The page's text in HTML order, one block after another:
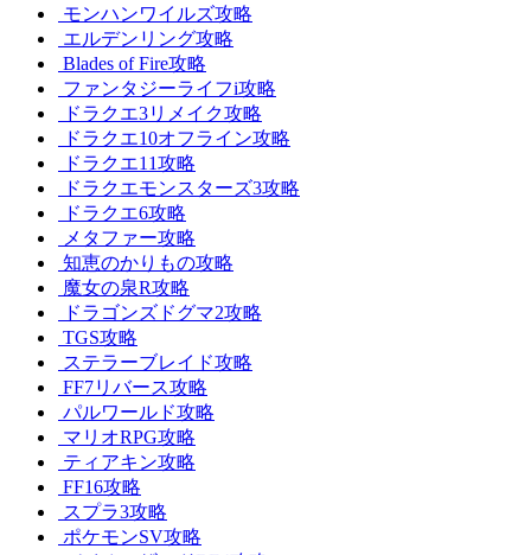
モンハンワイルズ攻略
エルデンリング攻略
Blades of Fire攻略
ファンタジーライフi攻略
ドラクエ3リメイク攻略
ドラクエ10オフライン攻略
ドラクエ11攻略
ドラクエモンスターズ3攻略
ドラクエ6攻略
メタファー攻略
知恵のかりもの攻略
魔女の泉R攻略
ドラゴンズドグマ2攻略
TGS攻略
ステラーブレイド攻略
FF7リバース攻略
パルワールド攻略
マリオRPG攻略
ティアキン攻略
FF16攻略
スプラ3攻略
ポケモンSV攻略